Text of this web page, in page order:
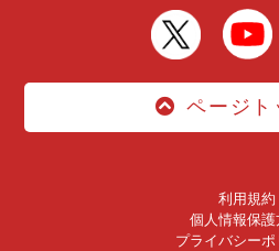
ページト
利用規約
個人情報保護
プライバシーポ